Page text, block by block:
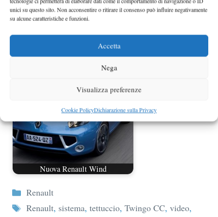
unici su questo sito. Non acconsentire o ritirare il consenso può influire negativamente
su alcune caratteristiche e funzioni.
Accetta
Nega
Visualizza preferenze
Cookie PolicyDichiarazione sulla Privacy
Nuova Renault Megane CC al Salone
Nuova Renault Wind
Categorie
Renault
Tag
Renault, sistema, tettuccio, Twingo CC, video,